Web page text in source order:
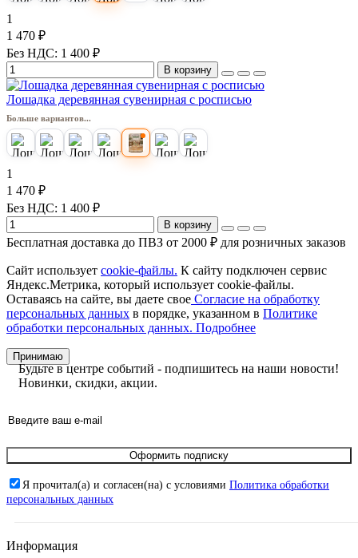
1
1 470 ₽
Без НДС: 1 400 ₽
В корзину
Лошадка деревянная сувенирная с росписью
Больше вариантов...
1
1 470 ₽
Без НДС: 1 400 ₽
В корзину
Бесплатная доставка до ПВЗ от 2000 ₽ для розничных заказов
Сайт использует cookie-файлы. К cайту подключен сервис
Яндекс.Метрика, который использует cookie-файлы.
Оставаясь на сайте, вы даете свое Согласие на обработку
персональных данных в порядке, указанном в Политике
обработки персональных данных. Подробнее
Принимаю
Будьте в центре событий - подпишитесь на наши новости!
Новинки, скидки, акции.
Оформить подписку
Я прочитал(а) и согласен(на) с условиями Политика обработки
персональных данных
Информация